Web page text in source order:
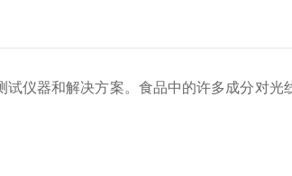
仪器和解决方案。 食品中的许多成分对光